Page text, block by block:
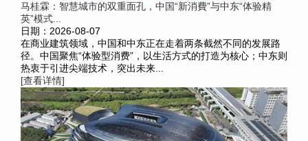
马桂霖：智慧城市的双重面孔，中国“新消費”与中东“体验精
英”模式...
日期：2026-08-07
在商业建筑领域，中国和中东正在走着两条截然不同的发展路
径。中国聚焦“体验型消费”，以生活方式的打造为核心；中东则
热衷于引进尖端技术，突出未来...
[查看详情]